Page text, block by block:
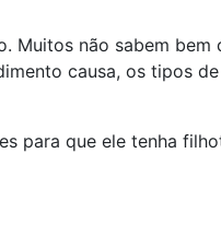
não sabem bem
causa, os tipos
para que ele tenha